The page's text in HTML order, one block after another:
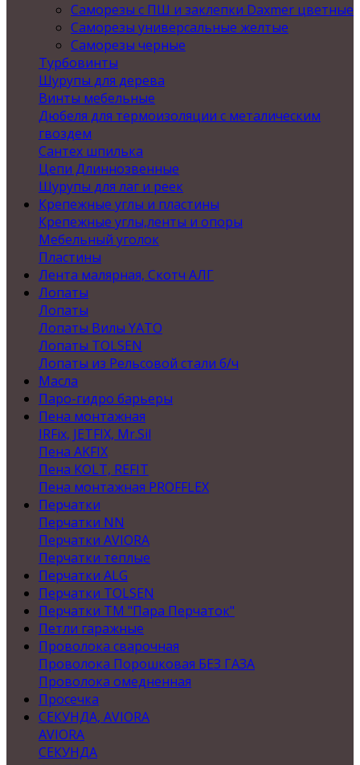
Саморезы с ПШ и заклепки Daxmer цветные
Саморезы универсальные желтые
Саморезы черные
Турбовинты
Шурупы для дерева
Винты мебельные
Дюбеля для термоизоляции с металическим
гвоздем
Сантех шпилька
Цепи Длиннозвенные
Шурупы для лаг и реек
Крепежные углы и пластины
Крепежные углы,ленты и опоры
Мебельный уголок
Пластины
Лента малярная, Скотч АЛГ
Лопаты
Лопаты
Лопаты Вилы YATO
Лопаты TOLSEN
Лопаты из Рельсовой стали б/ч
Масла
Паро-гидро барьеры
Пена монтажная
IRFix, JETFIX, Mr.Sil
Пена AKFIX
Пена KOLT, REFIT
Пена монтажная PROFFLEX
Перчатки
Перчатки NN
Перчатки AVIORA
Перчатки теплые
Перчатки ALG
Перчатки TOLSEN
Перчатки ТМ "Пара Перчаток"
Петли гаражные
Проволока сварочная
Проволока Порошковая БЕЗ ГАЗА
Проволока омедненная
Просечка
СЕКУНДА, AVIORA
AVIORA
СЕКУНДА